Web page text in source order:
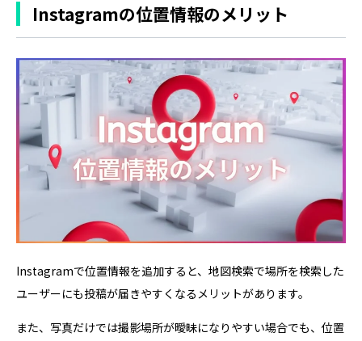
Instagramの位置情報のメリット
Instagramで位置情報を追加すると、地図検索で場所を検索した
ユーザーにも投稿が届きやすくなるメリットがあります。
また、写真だけでは撮影場所が曖昧になりやすい場合でも、位置